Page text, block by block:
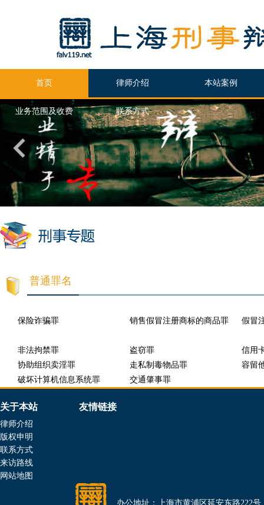
首页 律师介绍 本站案例
业务范围及收费 联系方式
普通罪名
保险诈骗罪 销售假冒注册商标的商品罪 假冒
非法拘禁罪 盗窃罪
信用
协助组织卖淫罪
走私制毒物品罪
容留
破坏计算机信息系统罪
交通肇事罪
关于本站
律师介绍
版权申明
联系方式
来访路线
网站地图
友情链接
办公地址：上海市黄浦区延安东路222号